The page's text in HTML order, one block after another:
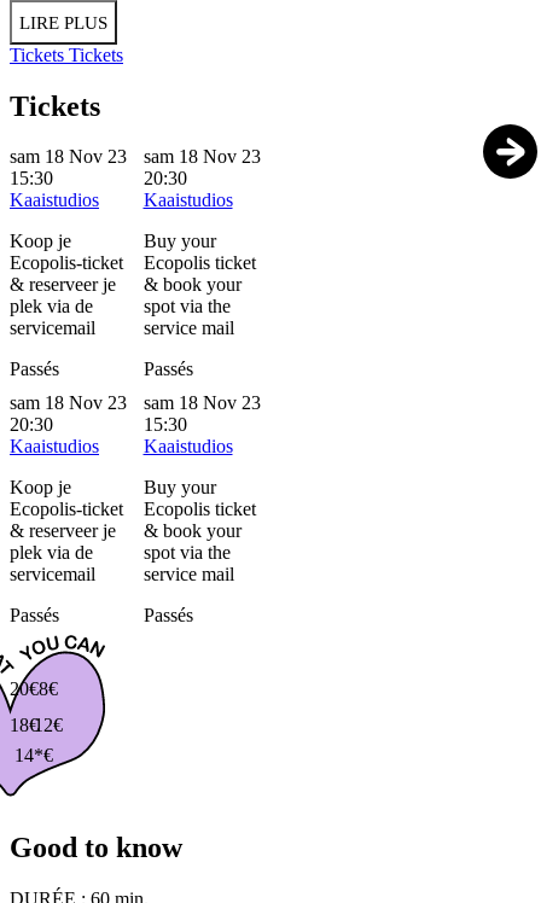
LIRE PLUS
Tickets Tickets
Tickets
sam 18 Nov 23
15:30
Kaaistudios
Koop je
Ecopolis-ticket
& reserveer je
plek via de
servicemail
Passés
sam 18 Nov 23
20:30
Kaaistudios
Buy your
Ecopolis ticket
& book your
spot via the
service mail
Passés
sam 18 Nov 23
20:30
Kaaistudios
Koop je
Ecopolis-ticket
& reserveer je
plek via de
servicemail
Passés
sam 18 Nov 23
15:30
Kaaistudios
Buy your
Ecopolis ticket
& book your
spot via the
service mail
Passés
20€
18€
14*€
12€
8€
Good to know
DURÉE : 60 min.